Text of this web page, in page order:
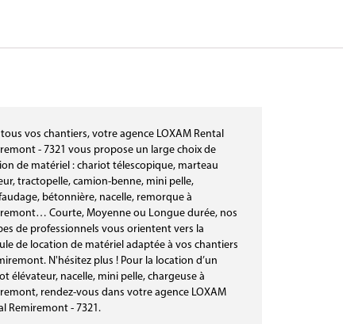
vos chantiers, votre agence LOXAM Rental
- 7321 vous propose un large choix de
de matériel : chariot télescopique, marteau
tractopelle, camion-benne, mini pelle,
bétonnière, nacelle, remorque à
Courte, Moyenne ou Longue durée, nos
de professionnels vous orientent vers la
de location de matériel adaptée à vos chantiers
N'hésitez plus ! Pour la location d’un
élévateur, nacelle, mini pelle, chargeuse à
rendez-vous dans votre agence LOXAM
Remiremont - 7321.